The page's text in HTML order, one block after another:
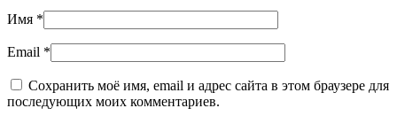
Имя *
Email *
Сохранить моё имя, email и адрес сайта в этом браузере для
последующих моих комментариев.